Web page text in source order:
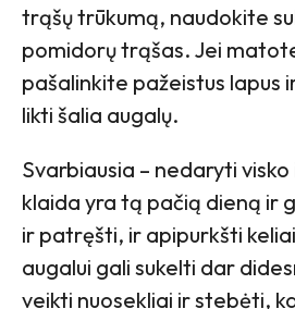
trąšų trūkumą, naudokite
pomidorų trąšas. Jei
pašalinkite pažeistus lapus
likti šalia augalų.
Svarbiausia – nedaryti
klaida yra tą pačią dieną ir
ir patręšti, ir apipurkšti
augalui gali sukelti dar
veikti nuosekliai ir stebėti,